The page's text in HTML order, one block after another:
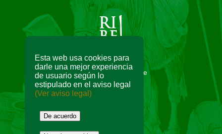
Esta web usa cookies para
darle una mejor experiencia
de usuario según lo
estipulado en el aviso legal
(Ver aviso legal)
De acuerdo
Con la colaboración de